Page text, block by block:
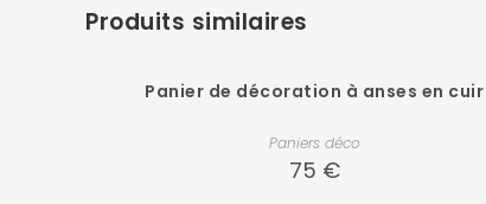
Produits similaires
Panier de décoration à anses en cuir
Paniers déco
75 €